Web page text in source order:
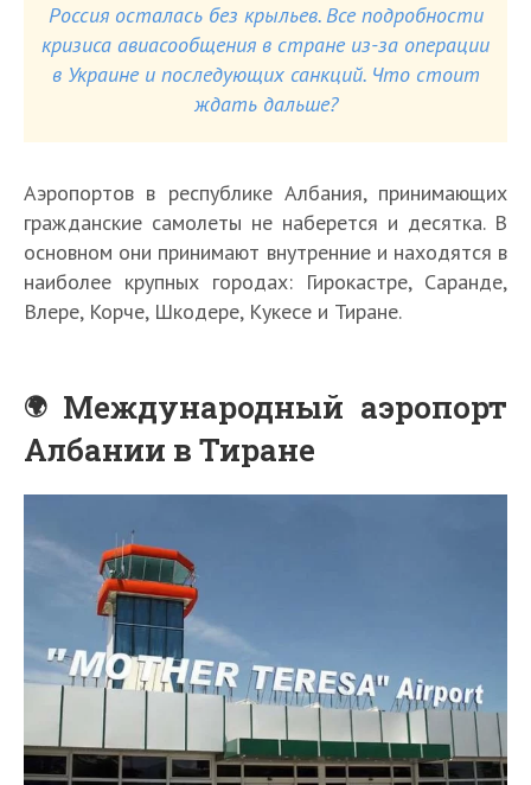
Россия осталась без крыльев. Все подробности
кризиса авиасообщения в стране из-за операции
в Украине и последующих санкций. Что стоит
ждать дальше?
Аэропортов в республике Албания, принимающих
гражданские самолеты не наберется и десятка. В
основном они принимают внутренние и находятся в
наиболее крупных городах: Гирокастре, Саранде,
Влере, Корче, Шкодере, Кукесе и Тиране.
Международный аэропорт
Албании в Тиране